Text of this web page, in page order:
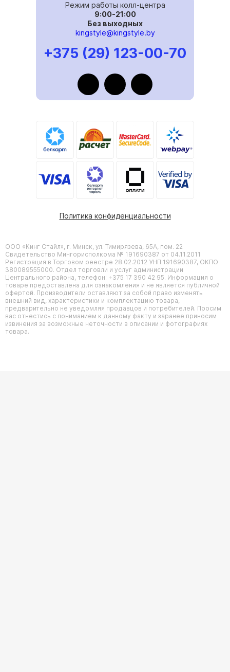
Режим работы колл-центра
9:00-21:00
Без выходных
kingstyle@kingstyle.by
+375 (29) 123-00-70
Политика конфиденциальности
ООО «Кинг Стайл», г. Минск, ул. Тимирязева, 65А, пом. 22
Свидетельство Мингорисполкома № 191690387 от 04.11.2011
Регистрация в Торговом реестре 28.02.2012 УНП 191690387, ОКПО
380089555000. Отдел торговли и услуг администрации
Центрального района, телефон: +375 17 390 42 95. Информация о
товаре предоставлена для ознакомления и не является публичной
офертой. Производители оставляют за собой право изменять
внешний вид, характеристики и комплектацию товара,
предварительно не уведомляя продавцов и потребителей. Просим
вас отнестись с пониманием к данному факту и заранее приносим
извинения за возможные неточности в описании и фотографиях
товара.